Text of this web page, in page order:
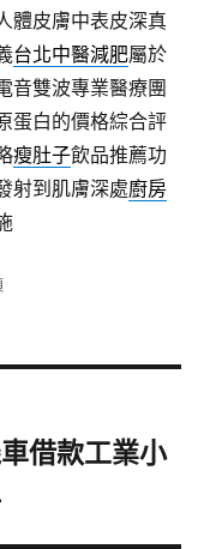
體皮膚中表皮深真
台北中醫減肥屬於
音雙波專業醫療團
蛋白的價格綜合評
瘦肚子飲品推薦功
射到肌膚深處廚房
借款工業小